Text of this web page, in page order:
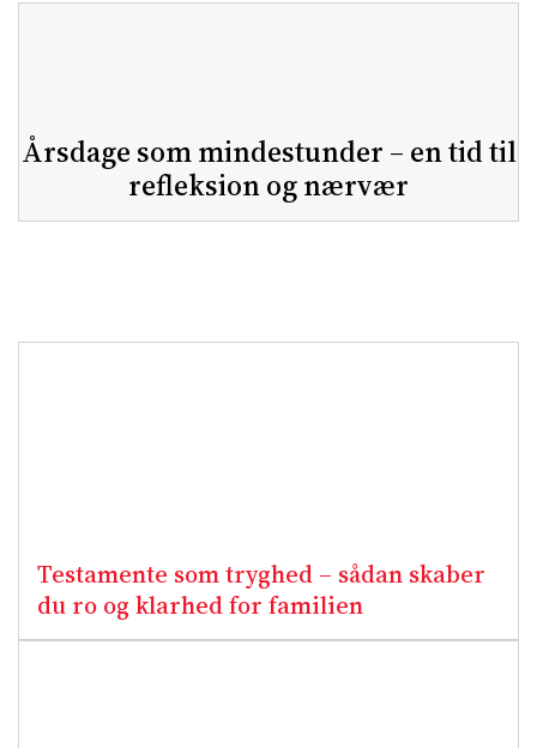
Årsdage som mindestunder – en tid til
refleksion og nærvær
Testamente som tryghed – sådan skaber
du ro og klarhed for familien